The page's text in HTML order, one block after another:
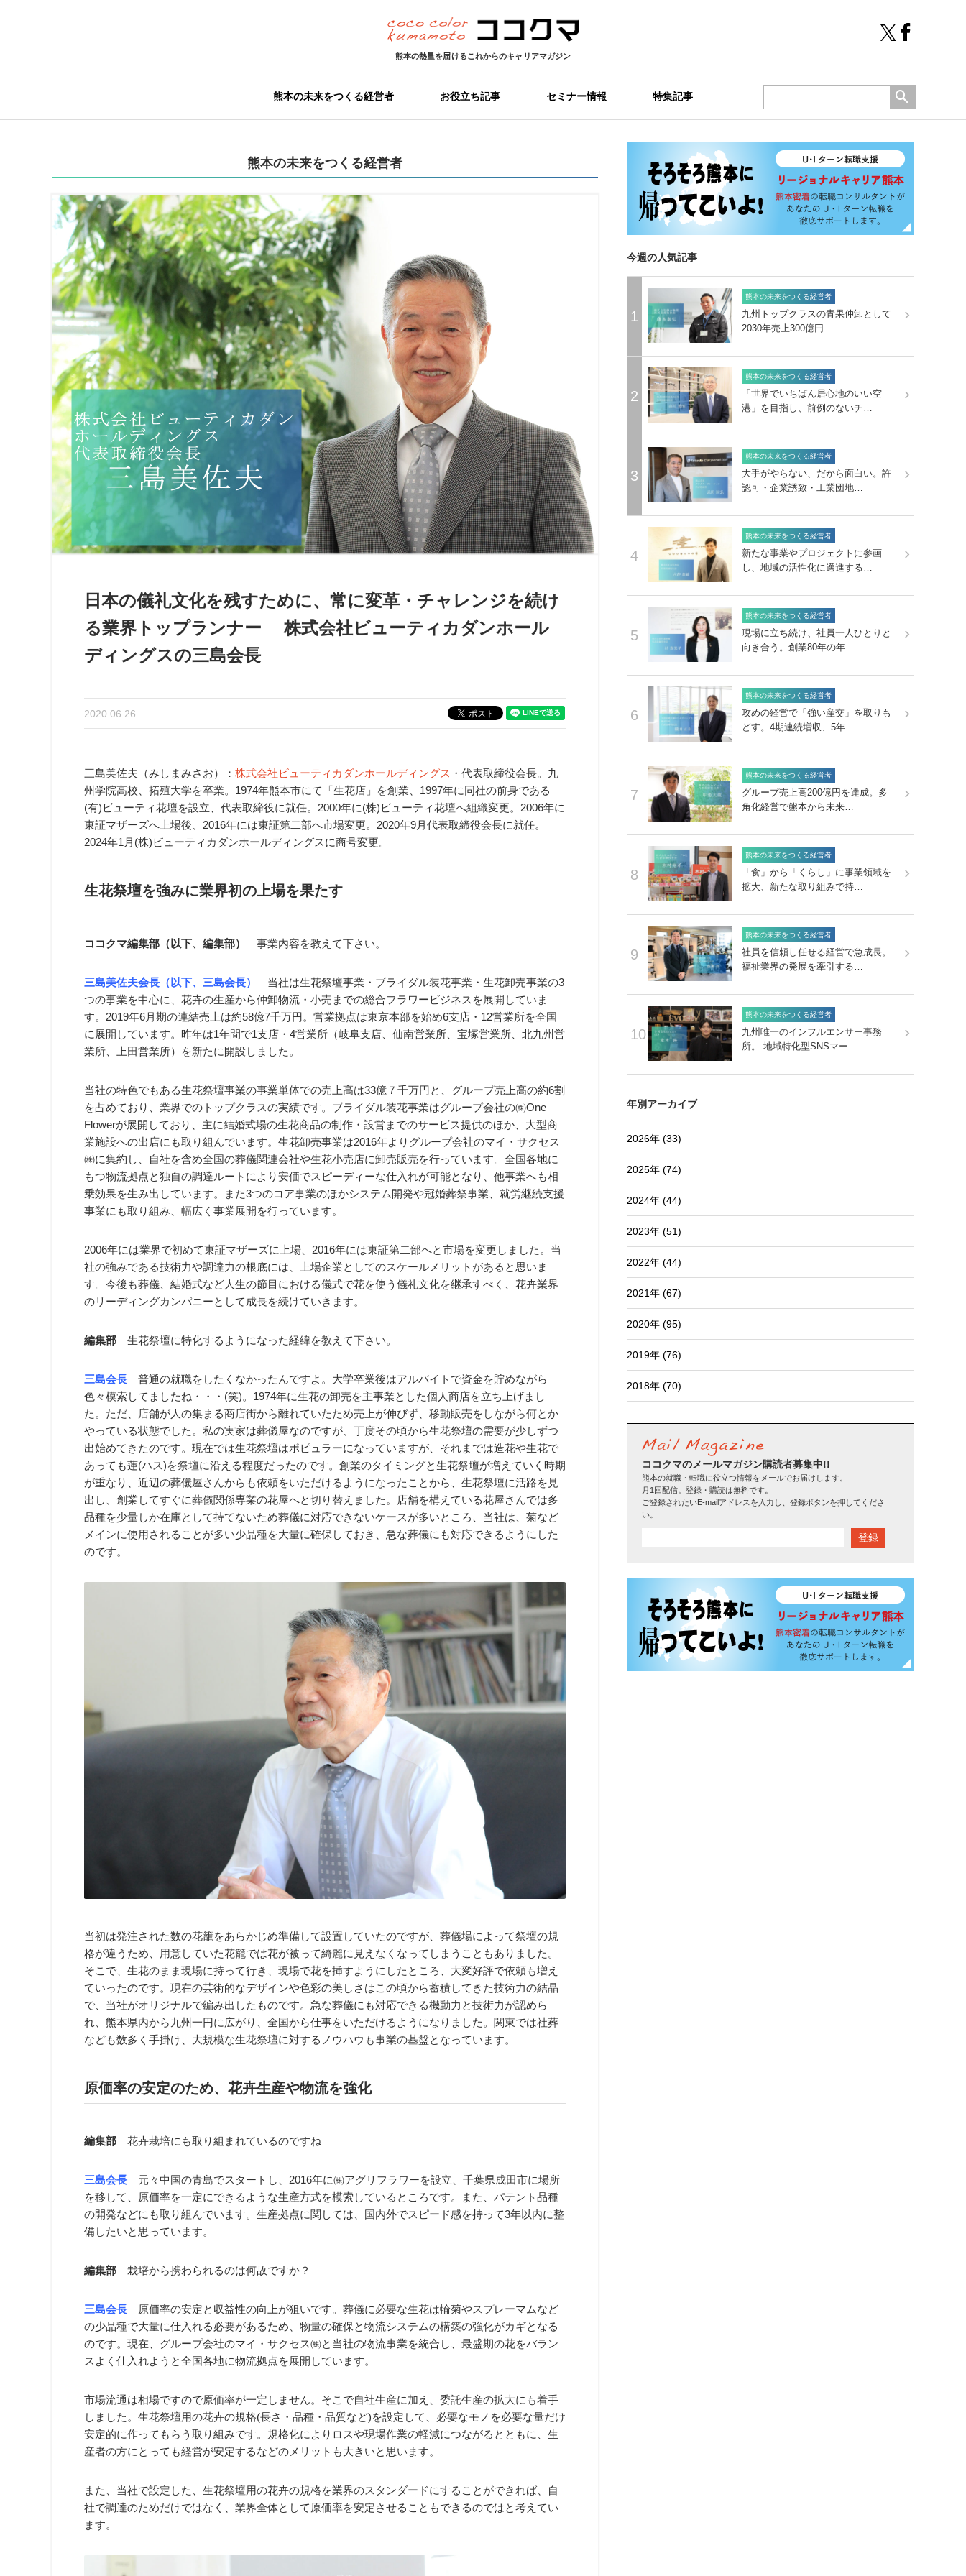
熊本の熱量を届けるこれからのキャリアマガジン
熊本の未来をつくる経営者 お役立ち記事 セミナー情報 特集記事
熊本の未来をつくる経営者
日本の儀礼文化を残すために、常に変革・チャレンジを続け
る業界トップランナー 株式会社ビューティカダンホール
ディングスの三島会長
2020.06.26
三島美佐夫（みしまみさお）： 株式会社ビューティカダンホールディングス ・代表取締役会長。九
州学院高校、拓殖大学を卒業。1974年熊本市にて「生花店」を創業、1997年に同社の前身である
(有)ビューティ花壇を設立、代表取締役に就任。2000年に(株)ビューティ花壇へ組織変更。2006年に
東証マザーズへ上場後、2016年には東証第二部へ市場変更。2020年9月代表取締役会長に就任。
2024年1月(株)ビューティカダンホールディングスに商号変更。
生花祭壇を強みに業界初の上場を果たす
ココクマ編集部（以下、編集部） 事業内容を教えて下さい。
三島美佐夫会長（以下、三島会長）
当社は生花祭壇事業・ブライダル装花事業・生花卸売事業の3
つの事業を中心に、花卉の生産から仲卸物流・小売までの総合フラワービジネスを展開していま
す。2019年6月期の連結売上は約58億7千万円。営業拠点は東京本部を始め6支店・12営業所を全国
に展開しています。昨年は1年間で1支店・4営業所（岐阜支店、仙南営業所、宝塚営業所、北九州営
業所、上田営業所）を新たに開設しました。
当社の特色でもある生花祭壇事業の事業単体での売上高は33億７千万円と、グループ売上高の約6割
を占めており、業界でのトップクラスの実績です。ブライダル装花事業はグループ会社の㈱One
Flowerが展開しており、主に結婚式場の生花商品の制作・設営までのサービス提供のほか、大型商
業施設への出店にも取り組んでいます。生花卸売事業は2016年よりグループ会社のマイ・サクセス
㈱に集約し、自社を含め全国の葬儀関連会社や生花小売店に卸売販売を行っています。全国各地に
もつ物流拠点と独自の調達ルートにより安価でスピーディーな仕入れが可能となり、他事業へも相
乗効果を生み出しています。また3つのコア事業のほかシステム開発や冠婚葬祭事業、就労継続支援
事業にも取り組み、幅広く事業展開を行っています。
2006年には業界で初めて東証マザーズに上場、2016年には東証第二部へと市場を変更しました。当
社の強みである技術力や調達力の根底には、上場企業としてのスケールメリットがあると思いま
す。今後も葬儀、結婚式など人生の節目における儀式で花を使う儀礼文化を継承すべく、花卉業界
のリーディングカンパニーとして成長を続けていきます。
編集部 生花祭壇に特化するようになった経緯を教えて下さい。
三島会長 普通の就職をしたくなかったんですよ。大学卒業後はアルバイトで資金を貯めながら
色々模索してましたね・・・(笑)。1974年に生花の卸売を主事業とした個人商店を立ち上げまし
た。ただ、店舗が人の集まる商店街から離れていたため売上が伸びず、移動販売をしながら何とか
やっている状態でした。私の実家は葬儀屋なのですが、丁度その頃から生花祭壇の需要が少しずつ
出始めてきたのです。現在では生花祭壇はポピュラーになっていますが、それまでは造花や生花で
あっても蓮(ハス)を祭壇に沿える程度だったのです。創業のタイミングと生花祭壇が増えていく時期
が重なり、近辺の葬儀屋さんからも依頼をいただけるようになったことから、生花祭壇に活路を見
出し、創業してすぐに葬儀関係専業の花屋へと切り替えました。店舗を構えている花屋さんでは多
品種を少量しか在庫として持てないため葬儀に対応できないケースが多いところ、当社は、菊など
メインに使用されることが多い少品種を大量に確保しておき、急な葬儀にも対応できるようにした
のです。
当初は発注された数の花籠をあらかじめ準備して設置していたのですが、葬儀場によって祭壇の規
格が違うため、用意していた花籠では花が被って綺麗に見えなくなってしまうこともありました。
そこで、生花のまま現場に持って行き、現場で花を挿すようにしたところ、大変好評で依頼も増え
ていったのです。現在の芸術的なデザインや色彩の美しさはこの頃から蓄積してきた技術力の結晶
で、当社がオリジナルで編み出したものです。急な葬儀にも対応できる機動力と技術力が認めら
れ、熊本県内から九州一円に広がり、全国から仕事をいただけるようになりました。関東では社葬
なども数多く手掛け、大規模な生花祭壇に対するノウハウも事業の基盤となっています。
原価率の安定のため、花卉生産や物流を強化
編集部 花卉栽培にも取り組まれているのですね
三島会長 元々中国の青島でスタートし、2016年に㈱アグリフラワーを設立、千葉県成田市に場所
を移して、原価率を一定にできるような生産方式を模索しているところです。また、パテント品種
の開発などにも取り組んでいます。生産拠点に関しては、国内外でスピード感を持って3年以内に整
備したいと思っています。
編集部 栽培から携わられるのは何故ですか？
三島会長 原価率の安定と収益性の向上が狙いです。葬儀に必要な生花は輪菊やスプレーマムなど
の少品種で大量に仕入れる必要があるため、物量の確保と物流システムの構築の強化がカギとなる
のです。現在、グループ会社のマイ・サクセス㈱と当社の物流事業を統合し、最盛期の花をバラン
スよく仕入れようと全国各地に物流拠点を展開しています。
市場流通は相場ですので原価率が一定しません。そこで自社生産に加え、委託生産の拡大にも着手
しました。生花祭壇用の花卉の規格(長さ・品種・品質など)を設定して、必要なモノを必要な量だけ
安定的に作ってもらう取り組みです。規格化によりロスや現場作業の軽減につながるとともに、生
産者の方にとっても経営が安定するなどのメリットも大きいと思います。
また、当社で設定した、生花祭壇用の花卉の規格を業界のスタンダードにすることができれば、自
社で調達のためだけではなく、業界全体として原価率を安定させることもできるのではと考えてい
ます。
今週の人気記事
1
熊本の未来をつくる経営者
九州トップクラスの青果仲卸として
2030年売上300億円…
2
熊本の未来をつくる経営者
「世界でいちばん居心地のいい空
港」を目指し、前例のないチ…
3
熊本の未来をつくる経営者
大手がやらない、だから面白い。許
認可・企業誘致・工業団地…
4
熊本の未来をつくる経営者
新たな事業やプロジェクトに参画
し、地域の活性化に邁進する…
5
熊本の未来をつくる経営者
現場に立ち続け、社員一人ひとりと
向き合う。創業80年の年…
6
熊本の未来をつくる経営者
攻めの経営で「強い産交」を取りも
どす。4期連続増収、5年…
7
熊本の未来をつくる経営者
グループ売上高200億円を達成。多
角化経営で熊本から未来…
8
熊本の未来をつくる経営者
「食」から「くらし」に事業領域を
拡大、新たな取り組みで持…
9
熊本の未来をつくる経営者
社員を信頼し任せる経営で急成長。
福祉業界の発展を牽引する…
10
熊本の未来をつくる経営者
九州唯一のインフルエンサー事務
所。 地域特化型SNSマー…
年別アーカイブ
2026年 (33)
2025年 (74)
2024年 (44)
2023年 (51)
2022年 (44)
2021年 (67)
2020年 (95)
2019年 (76)
2018年 (70)
ココクマのメールマガジン購読者募集中!!
熊本の就職・転職に役立つ情報をメールでお届けします。
月1回配信。登録・購読は無料です。
ご登録されたいE-mailアドレスを入力し、登録ボタンを押してくださ
い。
登録